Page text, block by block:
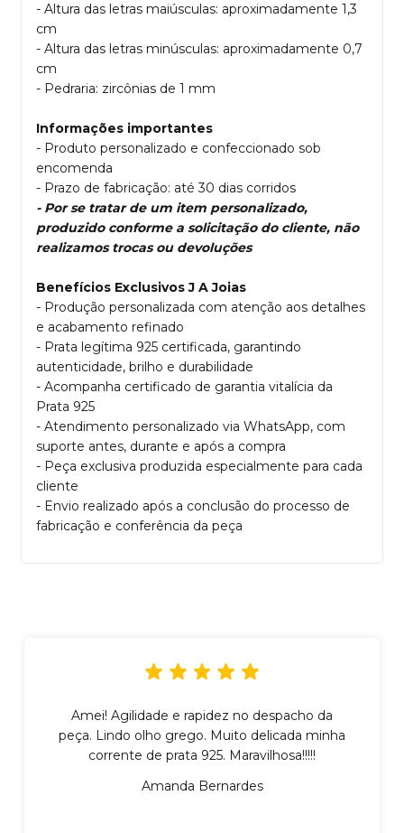
- Altura das letras maiúsculas: aproximadamente 1,3
cm
- Altura das letras minúsculas: aproximadamente 0,7
cm
- Pedraria: zircônias de 1 mm
Informações importantes
- Produto personalizado e confeccionado sob
encomenda
- Prazo de fabricação: até 30 dias corridos
- Por se tratar de um item personalizado,
produzido conforme a solicitação do cliente, não
realizamos trocas ou devoluções
Benefícios Exclusivos J A Joias
- Produção personalizada com atenção aos detalhes
e acabamento refinado
- Prata legítima 925 certificada, garantindo
autenticidade, brilho e durabilidade
- Acompanha certificado de garantia vitalícia da
Prata 925
- Atendimento personalizado via WhatsApp, com
suporte antes, durante e após a compra
- Peça exclusiva produzida especialmente para cada
cliente
- Envio realizado após a conclusão do processo de
fabricação e conferência da peça
Amei! Agilidade e rapidez no despacho da
peça. Lindo olho grego. Muito delicada minha
corrente de prata 925. Maravilhosa!!!!!
Amanda Bernardes